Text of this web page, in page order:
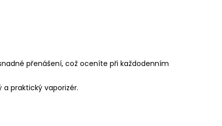
přenášení, což oceníte při každodenním
praktický vaporizér.